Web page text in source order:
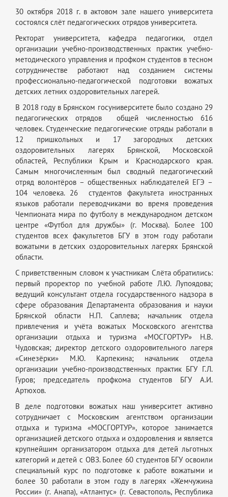
30 октября 2018 г. в актовом зале нашего университета
состоялся слёт педагогических отрядов университета.
Ректорат университета, кафедра педагогики, отдел
организации учебно-производственных практик учебно-
методического управления и профком студентов в тесном
сотрудничестве работают над созданием системы
профессионально-педагогической подготовки вожатых
детских летних оздоровительных лагерей.
В 2018 году в Брянском госуниверситете было создано 29
педагогических отрядов общей численностью 616
человек. Студенческие педагогические отряды работали в
12 пришкольных и 17 загородных детских
оздоровительных лагерях Брянской, Московской
областей, Республики Крым и Краснодарского края.
Самым многочисленным был сводный педагогический
отряд волонтёров – общественных наблюдателей ЕГЭ –
104 человека. 26 студентов факультета иностранных
языков работали переводчиками во время проведения
Чемпионата мира по футболу в международном детском
центре «Футбол для дружбы» (г. Москва).
Более 100
студентов всех факультетов БГУ в этом году работали
вожатыми в детских оздоровительных лагерях Брянской
области.
С приветственным словом к участникам Слёта обратились:
первый проректор по учебной работе Л.Ю. Лупоядова;
ведущий консультант отдела государственного надзора в
сфере образования Департамента образования и науки
Брянской области Н.П. Саплева; начальник отдела
привлечения и учёта вожатых Московского агентства
организации отдыха и туризма «МОСГОРТУР» Н.В.
Чудовская; директор детского оздоровительного лагеря
«Синезёрки» М.Ю. Карпекина;
начальник отдела
организации учебно-производственных практик БГУ Г.Л.
Гуров; председатель профкома студентов БГУ А.И.
Артюхов.
В деле
подготовки вожатых наш университет активно
сотрудничает с Московским агентством организации
отдыха и туризма «МОСГОРТУР», которое занимается
организацией детского отдыха и оздоровления и является
крупнейшим организатором отдыха для детей льготных
категорий и детей с ОВЗ. Более 60 студентов БГУ освоили
специальный курс по подготовке к работе вожатыми и
более 30 работали в этом году в лагерях «Жемчужина
России» (г. Анапа), «Атлантус» (г. Севастополь, Республика